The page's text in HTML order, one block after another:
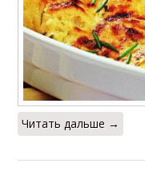
Читать дальше →